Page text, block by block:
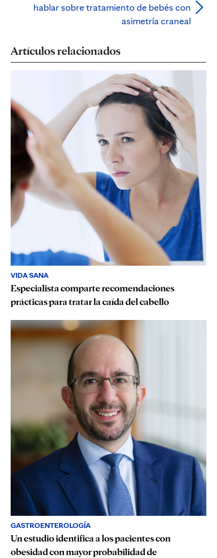
hablar sobre tratamiento de bebés con
asimetría craneal
Artículos relacionados
VIDA SANA
Especialista comparte recomendaciones
prácticas para tratar la caída del cabello
GASTROENTEROLOGÍA
Un estudio identifica a los pacientes con
obesidad con mayor probabilidad de